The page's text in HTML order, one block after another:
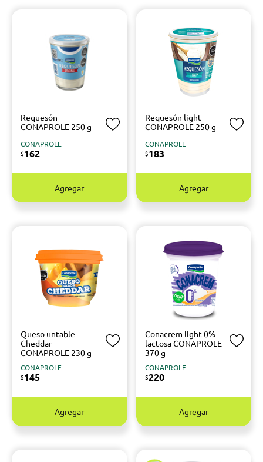
Requesón
CONAPROLE 250 g
CONAPROLE
$162
Agregar
Requesón light
CONAPROLE 250 g
CONAPROLE
$183
Agregar
Queso untable
Cheddar
CONAPROLE 230 g
CONAPROLE
$145
Agregar
Conacrem light 0%
lactosa CONAPROLE
370 g
CONAPROLE
$220
Agregar